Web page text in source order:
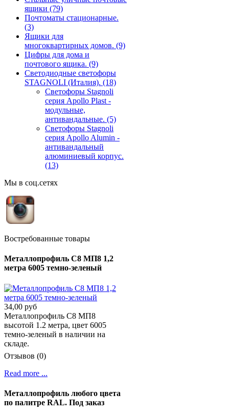
ящики (79)
Почтоматы стационарные.
(3)
Ящики для
многоквартирных домов. (9)
Цифры для дома и
почтового ящика. (9)
Светодиодные светофоры
STAGNOLI (Италия). (18)
Светофоры Stagnoli
серия Apollo Plast -
модульные,
антивандальные. (5)
Светофоры Stagnoli
серия Apollo Alumin -
антивандальный
алюминиевый корпус.
(13)
Мы в соц.сетях
Востребованные товары
Металлопрофиль С8 МП8 1,2
метра 6005 темно-зеленый
34,00 руб
Металлопрофиль С8 МП8
высотой 1.2 метра, цвет 6005
темно-зеленый в наличии на
складе.
Отзывов (0)
Read more ...
Металлопрофиль любого цвета
по палитре RAL. Под заказ